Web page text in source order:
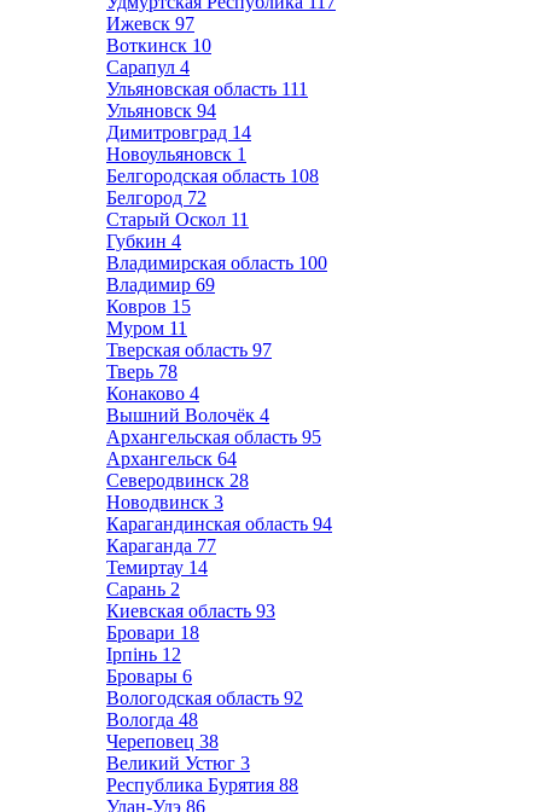
Ижевск 97
Воткинск 10
Сарапул 4
Ульяновская область 111
Ульяновск 94
Димитровград 14
Новоульяновск 1
Белгородская область 108
Белгород 72
Старый Оскол 11
Губкин 4
Владимирская область 100
Владимир 69
Ковров 15
Муром 11
Тверская область 97
Тверь 78
Конаково 4
Вышний Волочёк 4
Архангельская область 95
Архангельск 64
Северодвинск 28
Новодвинск 3
Карагандинская область 94
Караганда 77
Темиртау 14
Сарань 2
Киевская область 93
Бровари 18
Ірпінь 12
Бровары 6
Вологодская область 92
Вологда 48
Череповец 38
Великий Устюг 3
Республика Бурятия 88
Улан-Удэ 86